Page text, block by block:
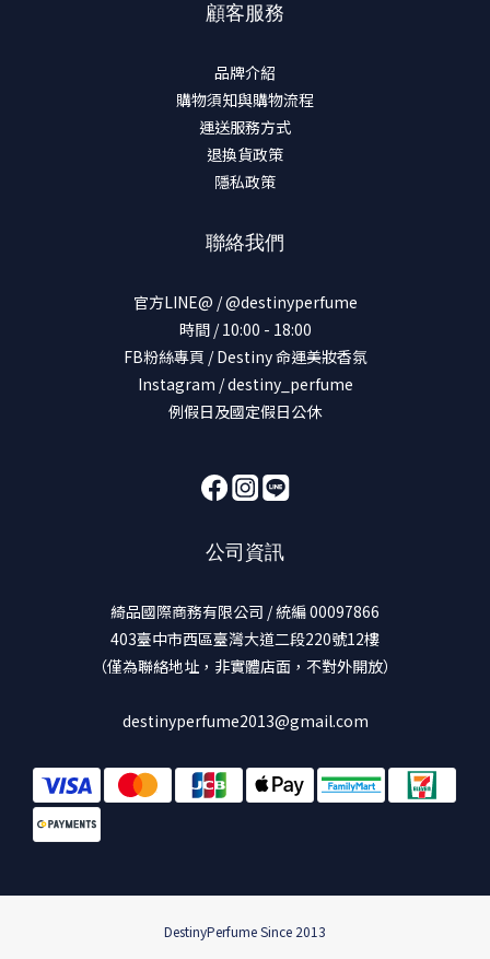
顧客服務
品牌介紹
購物須知與購物流程
運送服務方式
退換貨政策
隱私政策
聯絡我們
官方LINE@ / @destinyperfume
時間 / 10:00 - 18:00
FB粉絲專頁 / Destiny 命運美妝香氛
Instagram / destiny_perfume
例假日及國定假日公休
公司資訊
綺品國際商務有限公司 / 統編 00097866
403臺中市西區臺灣大道二段220號12樓
（僅為聯絡地址，非實體店面，不對外開放）
destinyperfume2013@gmail.com
DestinyPerfume Since 2013